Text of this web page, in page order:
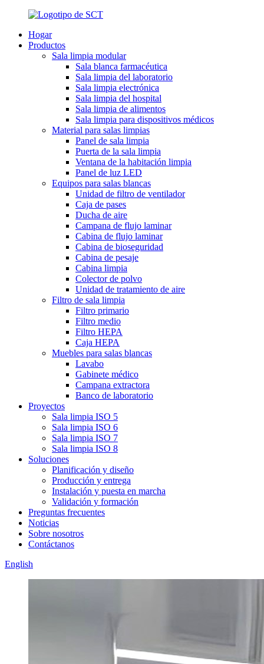
Hogar
Productos
Sala limpia modular
Sala blanca farmacéutica
Sala limpia del laboratorio
Sala limpia electrónica
Sala limpia del hospital
Sala limpia de alimentos
Sala limpia para dispositivos médicos
Material para salas limpias
Panel de sala limpia
Puerta de la sala limpia
Ventana de la habitación limpia
Panel de luz LED
Equipos para salas blancas
Unidad de filtro de ventilador
Caja de pases
Ducha de aire
Campana de flujo laminar
Cabina de flujo laminar
Cabina de bioseguridad
Cabina de pesaje
Cabina limpia
Colector de polvo
Unidad de tratamiento de aire
Filtro de sala limpia
Filtro primario
Filtro medio
Filtro HEPA
Caja HEPA
Muebles para salas blancas
Lavabo
Gabinete médico
Campana extractora
Banco de laboratorio
Proyectos
Sala limpia ISO 5
Sala limpia ISO 6
Sala limpia ISO 7
Sala limpia ISO 8
Soluciones
Planificación y diseño
Producción y entrega
Instalación y puesta en marcha
Validación y formación
Preguntas frecuentes
Noticias
Sobre nosotros
Contáctanos
English